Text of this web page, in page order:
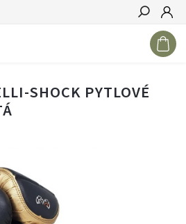
Hledat
SHOCK PYTLOVÉ